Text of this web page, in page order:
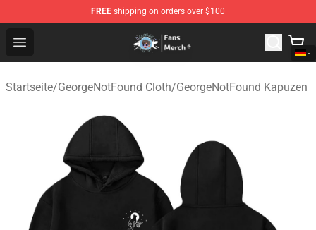
FREE shipping on orders over $100
Open menu
GeorgeNotFound Store - Official GeorgeNotFound
Startseite/GeorgeNotFound Cloth/GeorgeNotFound Kapuzen